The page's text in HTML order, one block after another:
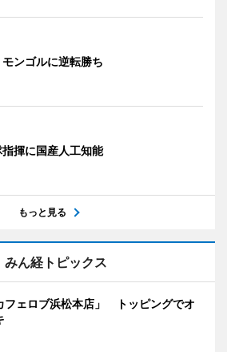
モンゴルに逆転勝ち
指揮に国産人工知能
もっと見る
みん経トピックス
フェロブ浜松本店」 トッピングでオ